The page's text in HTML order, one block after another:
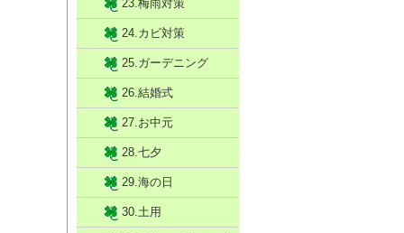
23.梅雨対策
24.カビ対策
25.ガーデニング
26.結婚式
27.お中元
28.七夕
29.海の日
30.土用